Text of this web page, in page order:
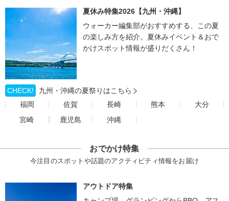
夏休み特集2026【九州・沖縄】
ウォーカー編集部がおすすめする、この夏
の楽しみ方を紹介。夏休みイベント＆おで
かけスポット情報が盛りだくさん！
CHECK!
九州・沖縄の夏祭りはこちら
福岡
佐賀 長崎 熊本
大分
宮崎
鹿児島 沖縄
おでかけ特集
今注目のスポットや話題のアクティビティ情報をお届け
アウトドア特集